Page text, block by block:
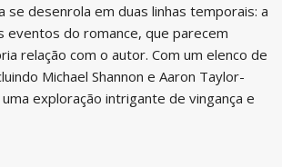
se desenrola em duas linhas temporais: a
eventos do romance, que parecem
relação com o autor. Com um elenco de
Michael Shannon e Aaron Taylor-
exploração intrigante de vingança e